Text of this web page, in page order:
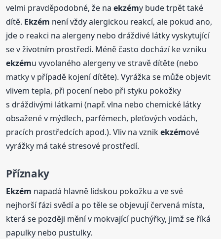
velmi pravděpodobné, že naekzémy bude trpět také
dítě. Ekzém není vždy alergickou reakcí, ale pokud ano,
jde o reakci na alergeny nebo dráždivé látky vyskytující
se v životním prostředí. Méně často dochází ke vzniku
ekzému vyvolaného alergeny ve stravě dítěte (nebo
matky v případě kojení dítěte). Vyrážka se může objevit
vlivem tepla, při pocení nebo při styku pokožky
s dráždivými látkami (např. vlna nebo chemické látky
obsažené v mýdlech, parfémech, pleťových vodách,
pracích prostředcích apod.). Vliv na vznikekzémové
vyrážky má také stresové prostředí.
Příznaky
Ekzém napadá hlavně lidskou pokožku a ve své
nejhorší fázi svědí a po těle se objevují červená místa,
která se později mění v mokvající puchýřky, jimž se říká
papulky nebo pustulky.